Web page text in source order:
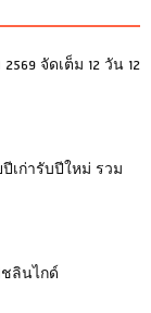
จัดเต็ม 12 วัน 12
เก่ารับปีใหม่ รวม
ลินไกด์